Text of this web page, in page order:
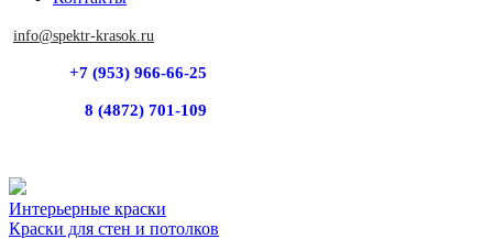
info@spektr-krasok.ru
+7 (953) 966-66-25
8 (4872) 701-109
Интерьерные краски
Краски для стен и потолков